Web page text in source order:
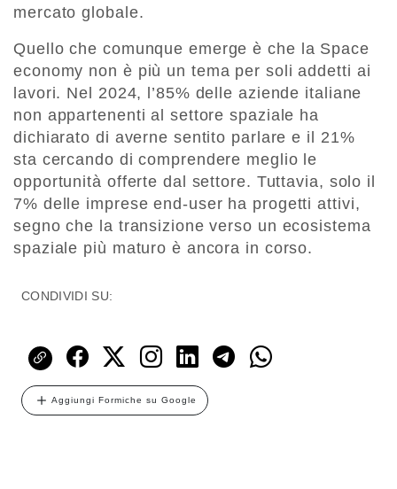
mercato globale.
Quello che comunque emerge è che la Space
economy non è più un tema per soli addetti ai
lavori. Nel 2024, l’85% delle aziende italiane
non appartenenti al settore spaziale ha
dichiarato di averne sentito parlare e il 21%
sta cercando di comprendere meglio le
opportunità offerte dal settore. Tuttavia, solo il
7% delle imprese end-user ha progetti attivi,
segno che la transizione verso un ecosistema
spaziale più maturo è ancora in corso.
CONDIVIDI SU:
Aggiungi Formiche su Google